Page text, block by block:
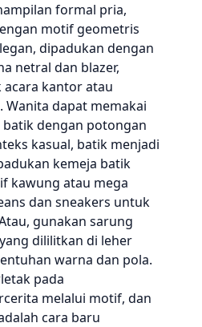
formal pria,
motif geometris
dipadukan dengan
netral dan blazer,
kantor atau
dapat memakai
dengan potongan
kasual, batik menjadi
kemeja batik
kawung atau mega
dan sneakers untuk
gunakan sarung
dililitkan di leher
warna dan pola.
pada
melalui motif, dan
cara baru